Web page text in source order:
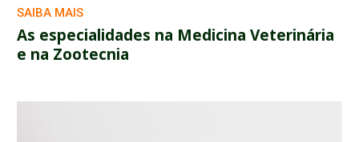
SAIBA MAIS
As especialidades na Medicina Veterinária
e na Zootecnia